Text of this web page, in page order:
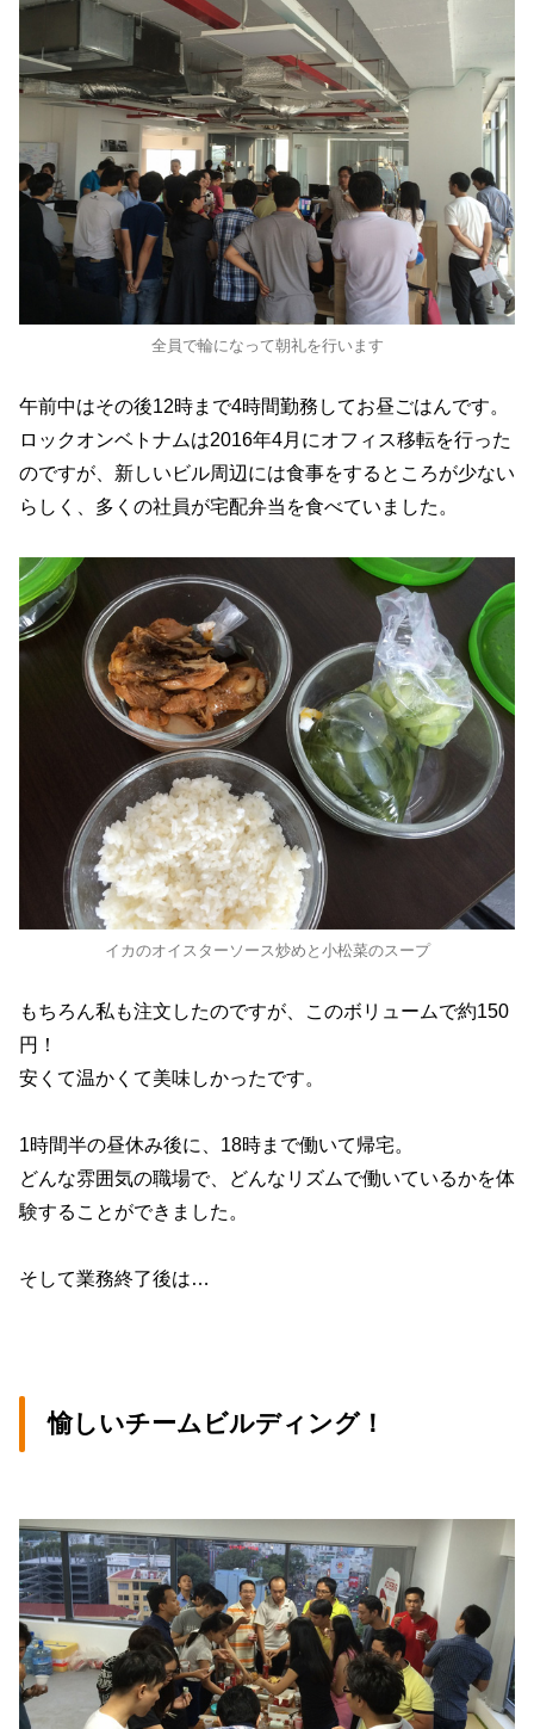
全員で輪になって朝礼を行います
午前中はその後12時まで4時間勤務してお昼ごはんです。
ロックオンベトナムは2016年4月にオフィス移転を行った
のですが、新しいビル周辺には食事をするところが少ない
らしく、多くの社員が宅配弁当を食べていました。
イカのオイスターソース炒めと小松菜のスープ
もちろん私も注文したのですが、このボリュームで約150
円！
安くて温かくて美味しかったです。
1時間半の昼休み後に、18時まで働いて帰宅。
どんな雰囲気の職場で、どんなリズムで働いているかを体
験することができました。
そして業務終了後は…
愉しいチームビルディング！